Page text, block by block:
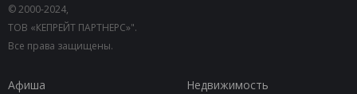
© 2000-2024,
ТОВ «КЕПРЕЙТ ПАРТНЕРС»".
Все права защищены.
Афиша
Недвижимость